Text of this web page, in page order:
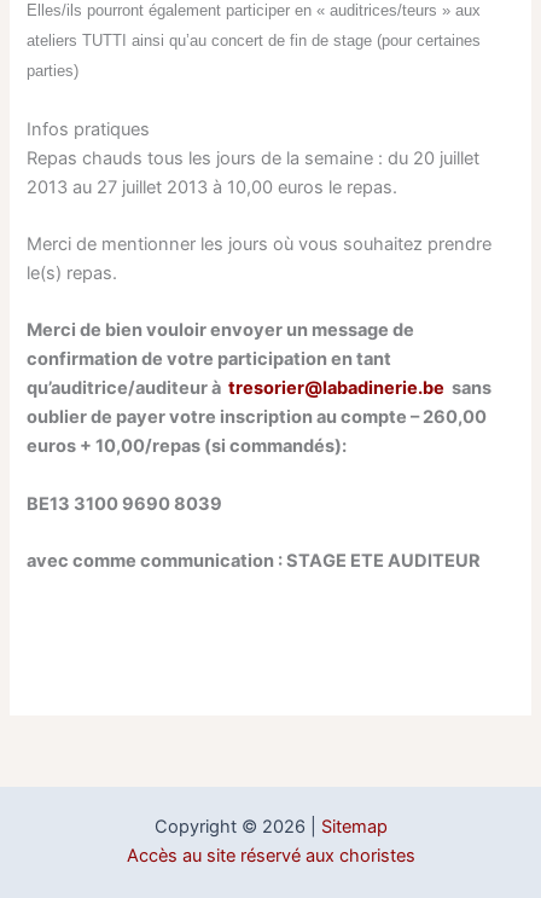
Elles/ils pourront également participer en « auditrices/teurs » aux
ateliers TUTTI ainsi qu’au concert de fin de stage (pour certaines
parties)
Infos pratiques
Repas chauds tous les jours de la semaine : du 20 juillet
2013 au 27 juillet 2013 à 10,00 euros le repas.
Merci de mentionner les jours où vous souhaitez prendre
le(s) repas.
Merci de bien vouloir envoyer un message de
confirmation de votre participation en tant
qu’auditrice/auditeur àtresorier@labadinerie.be sans
oublier de payer votre inscription au compte – 260,00
euros + 10,00/repas (si commandés):
BE13 3100 9690 8039
avec comme communication : STAGE ETE AUDITEUR
Copyright © 2026 | Sitemap
Accès au site réservé aux choristes